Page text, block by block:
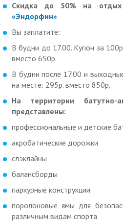
Скидка до 50% на
«Эндорфин»
Вы заплатите:
В будни до 17.00. Купон за
вместо 650р.
В будни после 17.00 и
на месте: 295р. вместо 850р.
На территории батутно-
представлены:
профессиональные и детские
акробатические дорожки
слэклайны
балансборды
паркурные конструкции
поролоновые ямы для
различным видам спорта